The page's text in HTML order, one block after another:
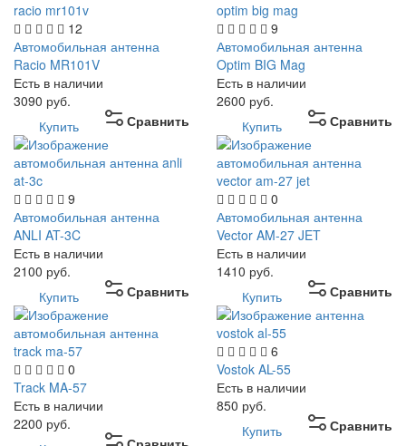
12
Автомобильная антенна
Racio MR101V
Есть в наличии
3090 руб.
Сравнить
Купить
9
Автомобильная антенна
Optim BIG Mag
Есть в наличии
2600 руб.
Сравнить
Купить
9
Автомобильная антенна
ANLI AT-3C
Есть в наличии
2100 руб.
Сравнить
Купить
0
Автомобильная антенна
Vector AM-27 JET
Есть в наличии
1410 руб.
Сравнить
Купить
0
Track MA-57
Есть в наличии
2200 руб.
6
Vostok AL-55
Есть в наличии
850 руб.
Сравнить
Купить